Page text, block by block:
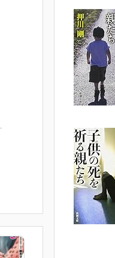
若年層
2022年8
『「子供
で、10代
する親た
ミックバ
FBS福
本日（日
（株）ト
ドキュメ
ワモテ“説
人と“
2022年1月